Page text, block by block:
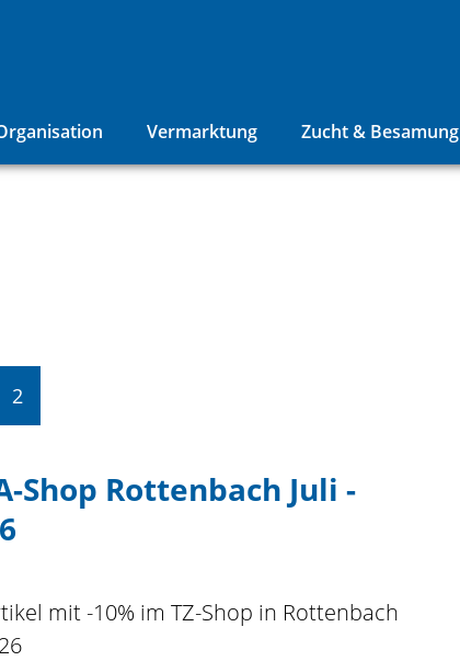
Vermarktung Zucht & Besamung
2
Shop Rottenbach Juli -
mit -10% im TZ-Shop in Rottenbach